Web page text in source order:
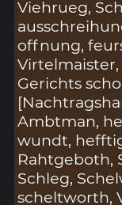
Viehrueg,
offnung,
Gerichts
Ambtman,
wundt,
Rahtgeboth,
Schleg,
scheltworth,